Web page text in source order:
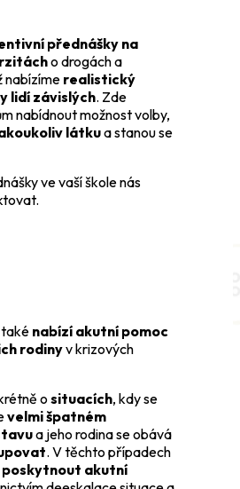
přednášky na
o drogách a
nabízíme realistický
lidí závislých. Zde
nabídnout možnost volby,
látkua stanou se
ve vaší škole nás
také nabízí akutní pomoc
rodinyv krizových
o situacích, kdy se
velmi špatném
a jeho rodina se obává
. V těchto případech
akutní